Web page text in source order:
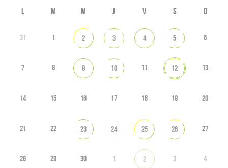
L M M J V S D
31 1 2 3 4 5 6
7 8 9 10 11 12 13
14 15 16 17 18 19 20
21 22 23 24 25 26 27
28 29 30 1 2 3 4